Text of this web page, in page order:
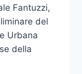
Fantuzzi,
del
Urbana
della